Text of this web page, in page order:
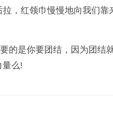
红领巾慢慢地向我们
是你要团结，因为团结
量么!